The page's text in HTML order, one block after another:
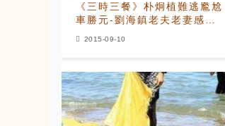
《三時三餐》朴炯植難逃尷尬
車勝元-劉海鎮老夫老妻感情
2015-09-10